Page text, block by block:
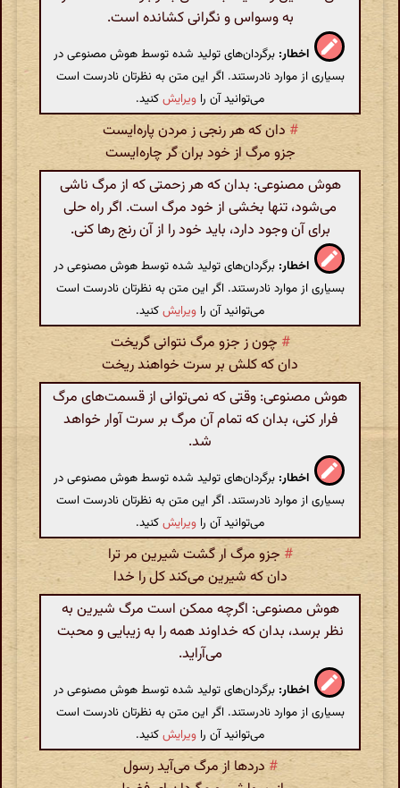
به وسواس و نگرانی کشانده است.
اخطار: برگردان‌های تولید شده توسط هوش مصنوعی در
بسیاری از موارد نادرستند. اگر این متن به نظرتان نادرست است
می‌توانید آن را ویرایشکنید.
# دان که هر رنجی ز مردن پاره‌ایست
جزو مرگ از خود بران گر چاره‌ایست
هوش مصنوعی: بدان که هر زحمتی که از مرگ ناشی
می‌شود، تنها بخشی از خود مرگ است. اگر راه حلی
برای آن وجود دارد، باید خود را از آن رنج رها کنی.
اخطار: برگردان‌های تولید شده توسط هوش مصنوعی در
بسیاری از موارد نادرستند. اگر این متن به نظرتان نادرست است
می‌توانید آن را ویرایشکنید.
# چون ز جزو مرگ نتوانی گریخت
دان که کلش بر سرت خواهند ریخت
هوش مصنوعی: وقتی که نمی‌توانی از قسمت‌های مرگ
فرار کنی، بدان که تمام آن مرگ بر سرت آوار خواهد
شد.
اخطار: برگردان‌های تولید شده توسط هوش مصنوعی در
بسیاری از موارد نادرستند. اگر این متن به نظرتان نادرست است
می‌توانید آن را ویرایشکنید.
# جزو مرگ ار گشت شیرین مر ترا
دان که شیرین می‌کند کل را خدا
هوش مصنوعی: اگرچه ممکن است مرگ شیرین به
نظر برسد، بدان که خداوند همه را به زیبایی و محبت
می‌آراید.
اخطار: برگردان‌های تولید شده توسط هوش مصنوعی در
بسیاری از موارد نادرستند. اگر این متن به نظرتان نادرست است
می‌توانید آن را ویرایشکنید.
#دردها از مرگ می‌آید رسول